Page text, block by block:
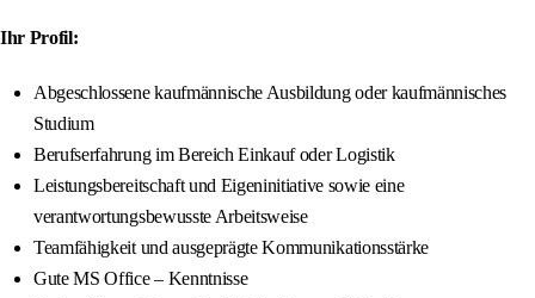
Ihr Profil:
Abgeschlossene kaufmännische Ausbildung oder kaufmännisches
Studium
Berufserfahrung im Bereich Einkauf oder Logistik
Leistungsbereitschaft und Eigeninitiative sowie eine
verantwortungsbewusste Arbeitsweise
Teamfähigkeit und ausgeprägte Kommunikationsstärke
Gute MS Office – Kenntnisse